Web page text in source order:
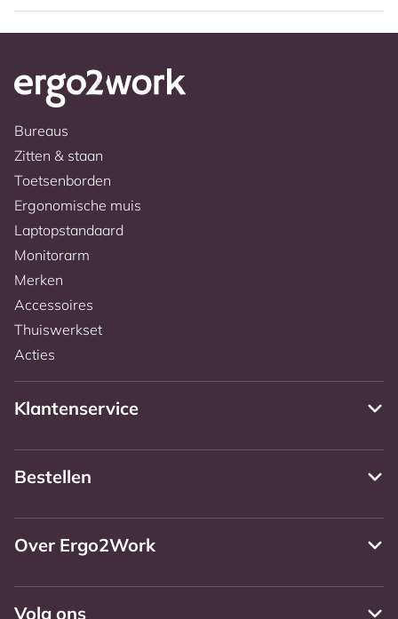
Bureaus
Zitten & staan
Toetsenborden
Ergonomische muis
Laptopstandaard
Monitorarm
Merken
Accessoires
Thuiswerkset
Acties
Klantenservice
Bestellen
Over Ergo2Work
Volg ons